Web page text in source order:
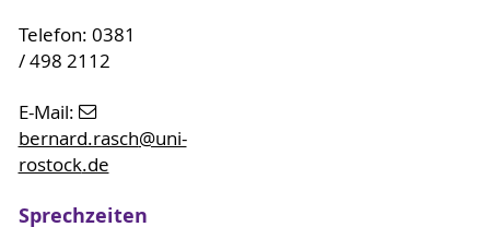
Telefon: 0381
/ 498 2112
E-Mail:
bernard.rasch@uni-
rostock.de
Sprechzeiten